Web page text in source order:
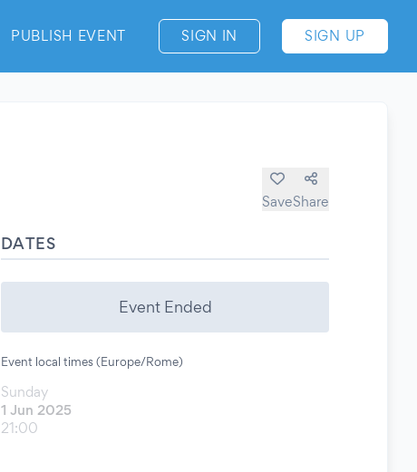
PUBLISH EVENT SIGN IN SIGN UP
SaveShare
DATES
Event Ended
Event local times (Europe/Rome)
Sunday
1 Jun 2025
21:00